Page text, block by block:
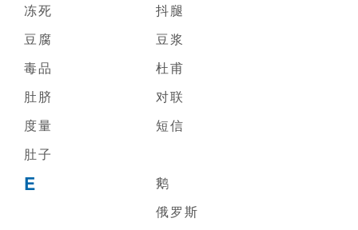
冻死
抖腿
豆腐
豆浆
毒品
杜甫
肚脐
对联
度量
短信
肚子
E
鹅
俄罗斯